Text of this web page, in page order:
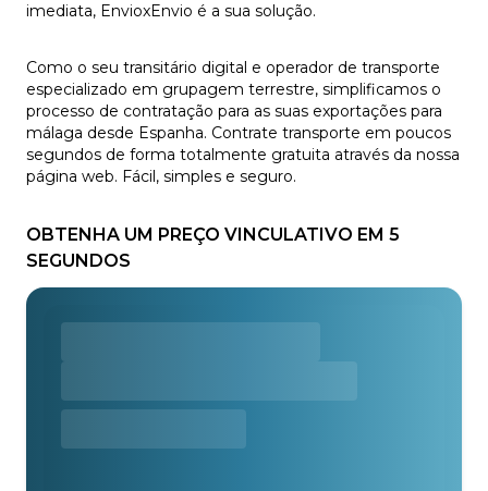
imediata, EnvioxEnvio é a sua solução.
Como o seu transitário digital e operador de transporte
especializado em grupagem terrestre, simplificamos o
processo de contratação para as suas exportações para
málaga desde Espanha. Contrate transporte em poucos
segundos de forma totalmente gratuita através da nossa
página web. Fácil, simples e seguro.
OBTENHA UM PREÇO VINCULATIVO EM 5
SEGUNDOS